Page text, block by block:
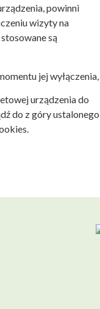
powinni
wizyty na
są
jej wyłączenia,
urządzenia do
do z góry ustalonego